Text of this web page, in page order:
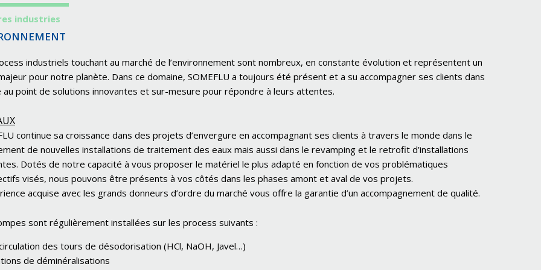
industries
industriels touchant au marché de l’environnement sont nombreux, en constante évolution et représentent un
pour notre planète. Dans ce domaine, SOMEFLU a toujours été présent et a su accompagner ses clients dans
au point de solutions innovantes et sur-mesure pour répondre à leurs attentes.
continue sa croissance dans des projets d’envergure en accompagnant ses clients à travers le monde dans le
de nouvelles installations de traitement des eaux mais aussi dans le revamping et le retrofit d’installations
Dotés de notre capacité à vous proposer le matériel le plus adapté en fonction de vos problématiques
visés, nous pouvons être présents à vos côtés dans les phases amont et aval de vos projets.
acquise avec les grands donneurs d’ordre du marché vous offre la garantie d’un accompagnement de qualité.
sont régulièrement installées sur les process suivants :
des tours de désodorisation (HCl, NaOH, Javel…)
de déminéralisations